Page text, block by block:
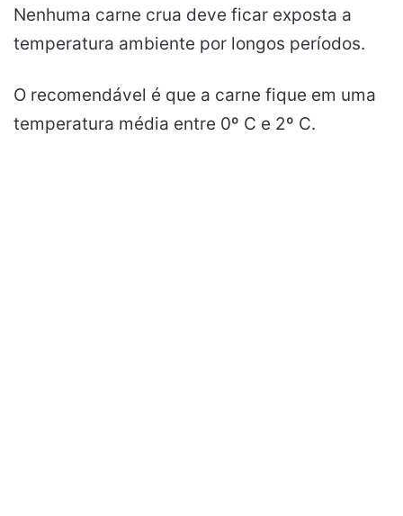
Nenhuma carne crua deve ficar exposta a
temperatura ambiente por longos períodos.
O recomendável é que a carne fique em uma
temperatura média entre 0º C e 2º C.